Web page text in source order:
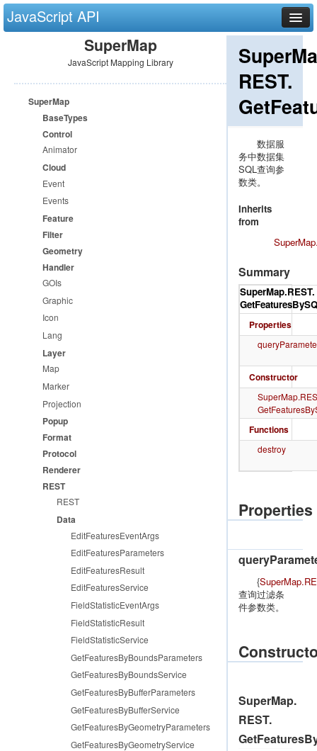
JavaScript API
开发指南
示范程序
类结构图
技术专题
动态分段专题
动画渲染专题
离线缓存与 APP 专题
面向 Win8 应用商店开发专题
可视化专题
热点图专题
聚散图专题
热点格网图专题
属性图专题
麻点图专题
矢量分块专题
时空数据专题
客户端统计专题图专题
动态标绘专题
REST.
数据服
务中数据集
SQL查询参
数类。
Inherits
from
Summary
SuperMap.REST.
Properties
Constructor
SuperMap.
Functions
destroy
Properties
{
查询过滤条
件参数类。
SuperMap.
REST.
SuperMap
JavaScript Mapping Library
SuperMap
BaseTypes
Control
Animator
Cloud
Event
Events
Feature
Filter
Geometry
Handler
GOIs
Graphic
Icon
Lang
Layer
Map
Marker
Projection
Popup
Format
Protocol
Renderer
REST
REST
Data
EditFeaturesEventArgs
EditFeaturesParameters
EditFeaturesResult
EditFeaturesService
FieldStatisticEventArgs
FieldStatisticResult
FieldStatisticService
GetFeaturesByBoundsParameters
GetFeaturesByBoundsService
GetFeaturesByBufferParameters
GetFeaturesByBufferService
GetFeaturesByGeometryParameters
GetFeaturesByGeometryService